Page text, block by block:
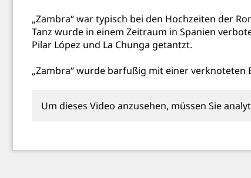
„Zambra“ war typisch bei den Hochzeiten der
Tanz wurde in einem Zeitraum in Spanien
Pilar López und La Chunga getantzt.
„Zambra“ wurde barfußig mit einer verknoteten
Um dieses Video anzusehen, müssen Sie